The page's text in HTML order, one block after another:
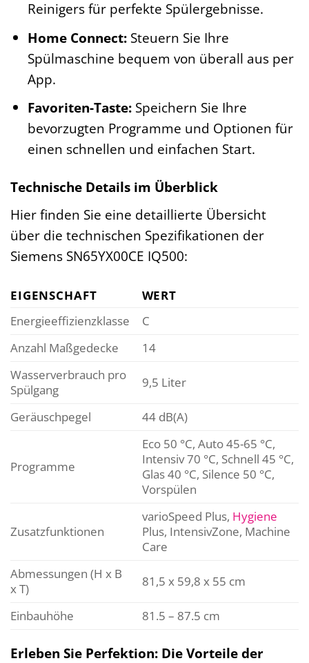
Reinigers für perfekte Spülergebnisse.
Home Connect:Steuern Sie Ihre
Spülmaschine bequem von überall aus per
App.
Favoriten-Taste:Speichern Sie Ihre
bevorzugten Programme und Optionen für
einen schnellen und einfachen Start.
Technische Details im Überblick
Hier finden Sie eine detaillierte Übersicht
über die technischen Spezifikationen der
Siemens SN65YX00CE IQ500:
EIGENSCHAFT
WERT
Energieeffizienzklasse
C
Anzahl Maßgedecke
14
Wasserverbrauch pro
Spülgang
9,5 Liter
Geräuschpegel 44 dB(A)
Programme
Eco 50 °C, Auto 45-65 °C,
Intensiv 70 °C, Schnell 45 °C,
Glas 40 °C, Silence 50 °C,
Vorspülen
Zusatzfunktionen
varioSpeed Plus, Hygiene
Plus, IntensivZone, Machine
Care
Abmessungen (H x B
x T)
81,5 x 59,8 x 55 cm
Einbauhöhe 81.5 – 87.5 cm
Erleben Sie Perfektion: Die Vorteile der